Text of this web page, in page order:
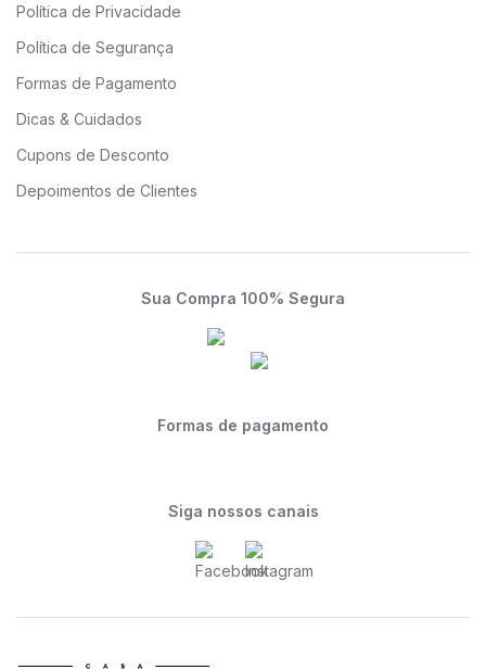
Política de Privacidade
Política de Segurança
Formas de Pagamento
Dicas & Cuidados
Cupons de Desconto
Depoimentos de Clientes
Sua Compra 100% Segura
Formas de pagamento
Siga nossos canais